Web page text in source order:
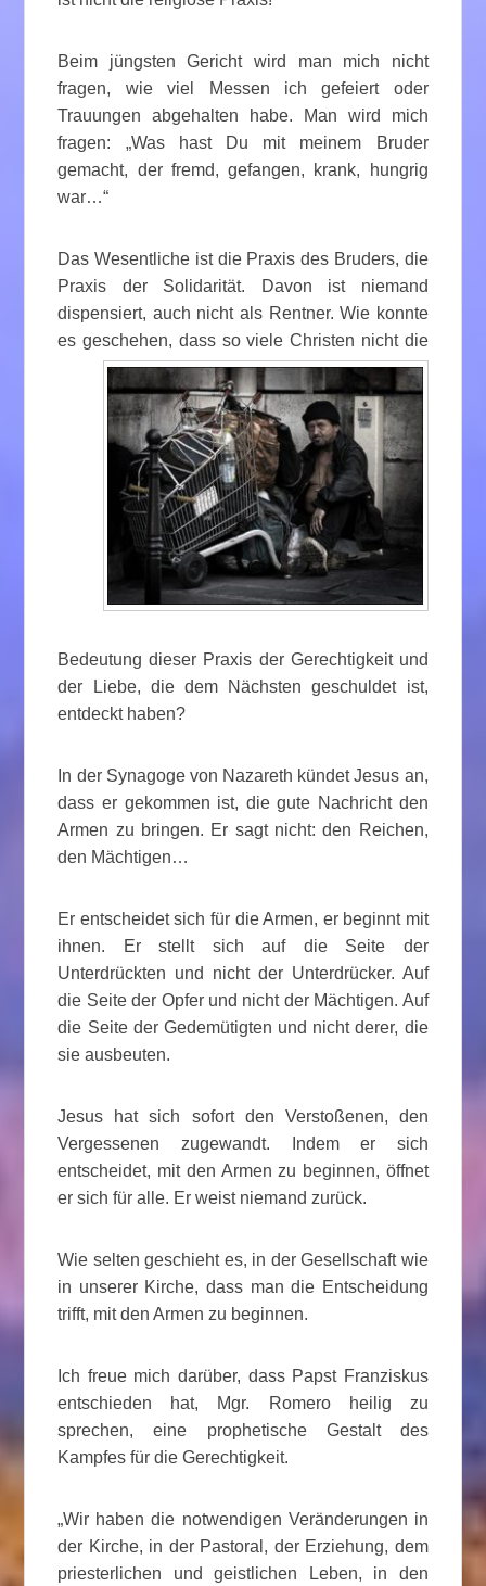
Beim jüngsten Gericht wird man mich nicht
fragen, wie viel Messen ich gefeiert oder
Trauungen abgehalten habe. Man wird mich
fragen: „Was hast Du mit meinem Bruder
gemacht, der fremd, gefangen, krank, hungrig
war…“
Das Wesentliche ist die Praxis des Bruders, die
Praxis der Solidarität. Davon ist niemand
dispensiert, auch nicht als Rentner. Wie konnte
es geschehen, dass so viele Christen nicht die
Bedeutung dieser Praxis der Gerechtigkeit und
der Liebe, die dem Nächsten geschuldet ist,
entdeckt haben?
In der Synagoge von Nazareth kündet Jesus an,
dass er gekommen ist, die gute Nachricht den
Armen zu bringen. Er sagt nicht: den Reichen,
den Mächtigen…
Er entscheidet sich für die Armen, er beginnt mit
ihnen. Er stellt sich auf die Seite der
Unterdrückten und nicht der Unterdrücker. Auf
die Seite der Opfer und nicht der Mächtigen. Auf
die Seite der Gedemütigten und nicht derer, die
sie ausbeuten.
Jesus hat sich sofort den Verstoßenen, den
Vergessenen zugewandt. Indem er sich
entscheidet, mit den Armen zu beginnen, öffnet
er sich für alle. Er weist niemand zurück.
Wie selten geschieht es, in der Gesellschaft wie
in unserer Kirche, dass man die Entscheidung
trifft, mit den Armen zu beginnen.
Ich freue mich darüber, dass Papst Franziskus
entschieden hat, Mgr. Romero heilig zu
sprechen, eine prophetische Gestalt des
Kampfes für die Gerechtigkeit.
„Wir haben die notwendigen Veränderungen in
der Kirche, in der Pastoral, der Erziehung, dem
priesterlichen und geistlichen Leben, in den